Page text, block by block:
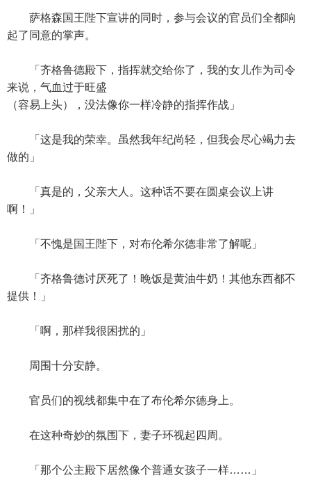
萨格森国王陛下宣讲的同时，参与会议的官员们全都响
起了同意的掌声。
「齐格鲁德殿下，指挥就交给你了，我的女儿作为司令
来说，气血过于旺盛
（容易上头），没法像你一样冷静的指挥作战」
「这是我的荣幸。虽然我年纪尚轻，但我会尽心竭力去
做的」
「真是的，父亲大人。这种话不要在圆桌会议上讲
啊！」
「不愧是国王陛下，对布伦希尔德非常了解呢」
「齐格鲁德讨厌死了！晚饭是黄油牛奶！其他东西都不
提供！」
「啊，那样我很困扰的」
周围十分安静。
官员们的视线都集中在了布伦希尔德身上。
在这种奇妙的氛围下，妻子环视起四周。
「那个公主殿下居然像个普通女孩子一样……」